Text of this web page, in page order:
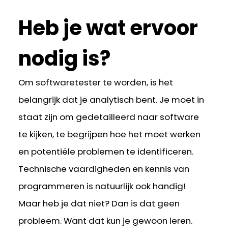
Heb je wat ervoor
nodig is?
Om softwaretester te worden, is het
belangrijk dat je analytisch bent. Je moet in
staat zijn om gedetailleerd naar software
te kijken, te begrijpen hoe het moet werken
en potentiële problemen te identificeren.
Technische vaardigheden en kennis van
programmeren is natuurlijk ook handig!
Maar heb je dat niet? Dan is dat geen
probleem. Want dat kun je gewoon leren.